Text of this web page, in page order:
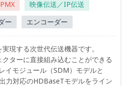
映像伝送／IP伝送
ー エンコーダー
現する次世代伝送機器です。
ターに直接組み込むことができる
イモジュール（SDM）モデルと
力対応のHDBaseTモデルをライン